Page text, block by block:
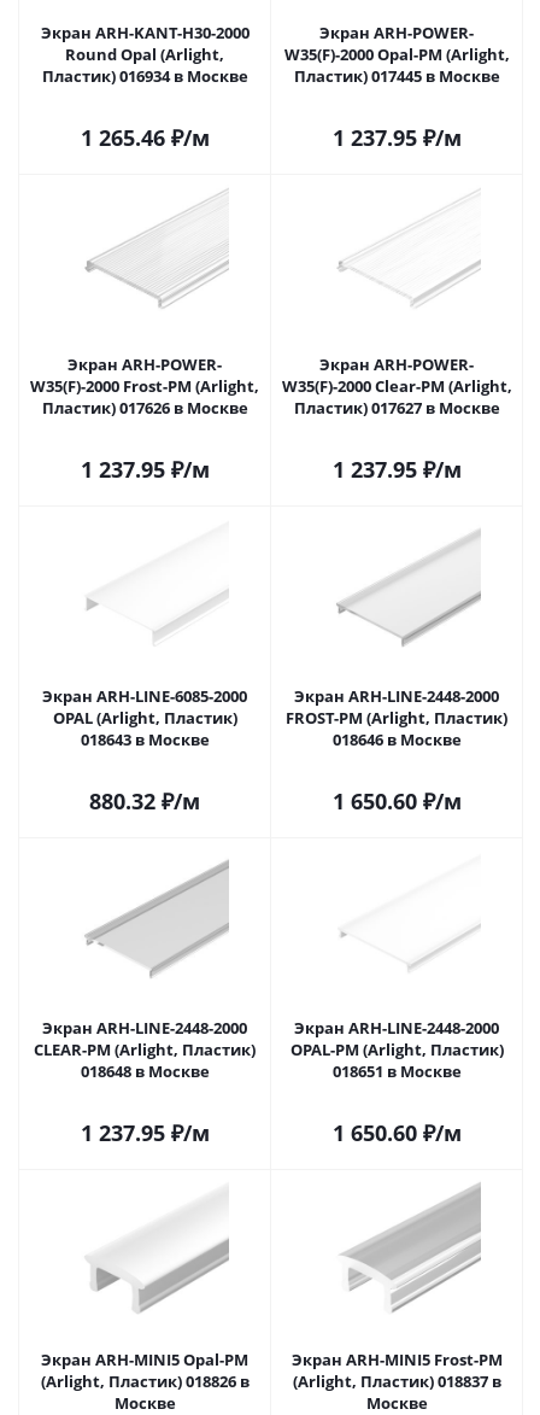
Экран ARH-KANT-H30-2000
Round Opal (Arlight,
Пластик) 016934 в Москве
1 265.46₽/м
Экран ARH-POWER-
W35(F)-2000 Opal-PM (Arlight,
Пластик) 017445 в Москве
1 237.95₽/м
Экран ARH-POWER-
W35(F)-2000 Frost-PM (Arlight,
Пластик) 017626 в Москве
1 237.95₽/м
Экран ARH-POWER-
W35(F)-2000 Clear-PM (Arlight,
Пластик) 017627 в Москве
1 237.95₽/м
Экран ARH-LINE-6085-2000
OPAL (Arlight, Пластик)
018643 в Москве
880.32 ₽/м
Экран ARH-LINE-2448-2000
FROST-PM (Arlight, Пластик)
018646 в Москве
1 650.60₽/м
Экран ARH-LINE-2448-2000
CLEAR-PM (Arlight, Пластик)
018648 в Москве
1 237.95₽/м
Экран ARH-LINE-2448-2000
OPAL-PM (Arlight, Пластик)
018651 в Москве
1 650.60₽/м
Экран ARH-MINI5 Opal-PM
(Arlight, Пластик) 018826 в
Москве
Экран ARH-MINI5 Frost-PM
(Arlight, Пластик) 018837 в
Москве